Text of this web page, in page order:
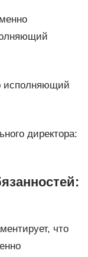
исполняющий
директора:
что